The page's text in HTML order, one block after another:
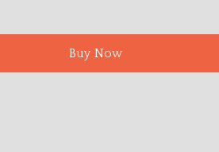
Buy Now